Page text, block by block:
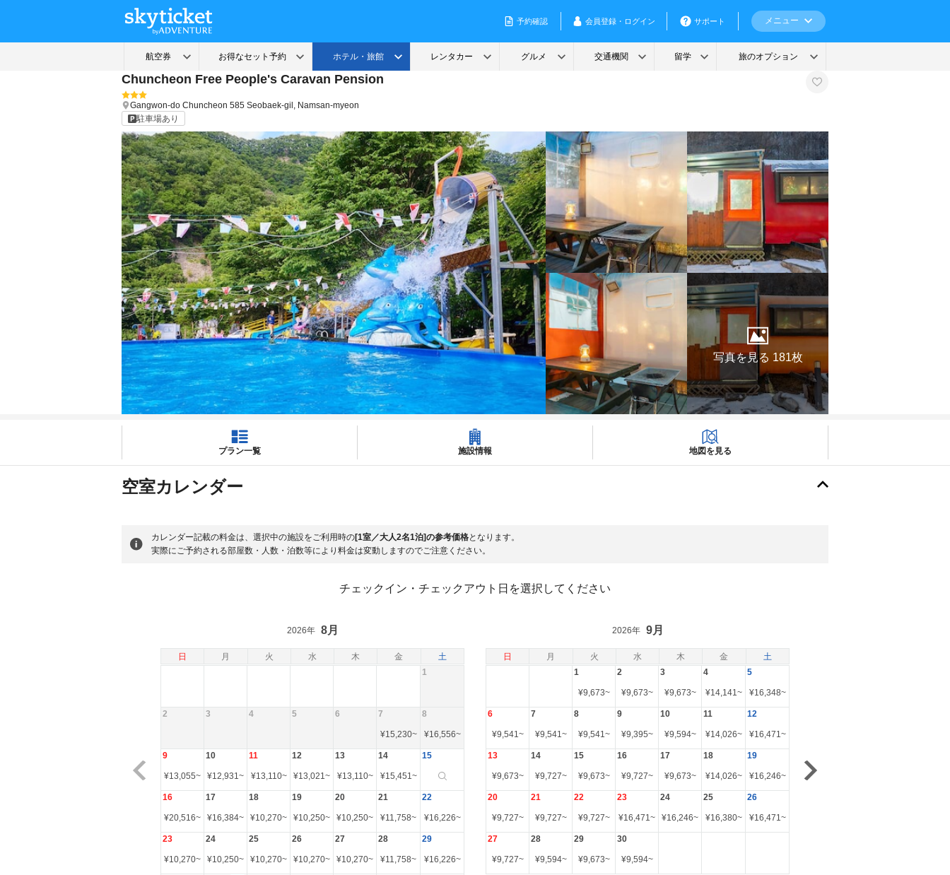
Chuncheon Free People's Caravan Pension
Gangwon-do Chuncheon 585 Seobaek-gil, Namsan-myeon
駐車場あり
写真を見る 181枚
プラン一覧 施設情報 地図を見る
空室カレンダー
カレンダー記載の料金は、選択中の施設をご利用時の[1室／大人2名1泊]の参考価格となります。
実際にご予約される部屋数・人数・泊数等により料金は変動しますのでご注意ください。
チェックイン・チェックアウト日を選択してください
日 月 火 水 木 金 土 日 月 火 水 木 金 土
2026年 8月
1
2 3 4 5 6 7
¥15,230~
8
¥16,556~
9
¥13,055~
10
¥12,931~
11
¥13,110~
12
¥13,021~
13
¥13,110~
14
¥15,451~
15
16
¥20,516~
17
¥16,384~
18
¥10,270~
19
¥10,250~
20
¥10,250~
21
¥11,758~
22
¥16,226~
23
¥10,270~
24
¥10,250~
25
¥10,270~
26
¥10,270~
27
¥10,270~
28
¥11,758~
29
¥16,226~
2026年 9月
1
¥9,673~
2
¥9,673~
3
¥9,673~
4
¥14,141~
5
¥16,348~
6
¥9,541~
7
¥9,541~
8
¥9,541~
9
¥9,395~
10
¥9,594~
11
¥14,026~
12
¥16,471~
13
¥9,673~
14
¥9,727~
15
¥9,673~
16
¥9,727~
17
¥9,673~
18
¥14,026~
19
¥16,246~
20
¥9,727~
21
¥9,727~
22
¥9,727~
23
¥16,471~
24
¥16,246~
25
¥16,380~
26
¥16,471~
27
¥9,727~
28
¥9,594~
29
¥9,673~
30
¥9,594~